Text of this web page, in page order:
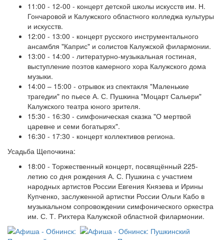
11:00 - 12-00 - концерт детской школы искусств им. Н.
Гончаровой и Калужского областного колледжа культуры
и искусств.
12:00 - 13:00 - концерт русского инструментального
ансамбля "Каприс" и солистов Калужской филармонии.
13:00 - 14:00 - литературно-музыкальная гостиная,
выступление поэтов камерного хора Калужского дома
музыки.
14:00 – 15:00 - отрывок из спектакля "Маленькие
трагедии" по пьесе А. С. Пушкина "Моцарт Сальери"
Калужского театра юного зрителя.
15:30 - 16:30 - симфоническая сказка "О мертвой
царевне и семи богатырях".
16:30 - 17:30 - концерт коллективов региона.
Усадьба Щепочкина:
18:00 - Торжественный концерт, посвящённый 225-
летию со дня рождения А. С. Пушкина с участием
народных артистов России Евгения Князева и Ирины
Купченко, заслуженной артистки России Ольги Кабо в
музыкальном сопровождении симфонического оркестра
им. С. Т. Рихтера Калужской областной филармонии.